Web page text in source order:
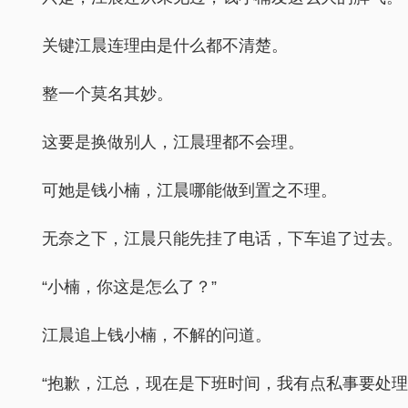
关键江晨连理由是什么都不清楚。
整一个莫名其妙。
这要是换做别人，江晨理都不会理。
可她是钱小楠，江晨哪能做到置之不理。
无奈之下，江晨只能先挂了电话，下车追了过去。
“小楠，你这是怎么了？”
江晨追上钱小楠，不解的问道。
“抱歉，江总，现在是下班时间，我有点私事要处